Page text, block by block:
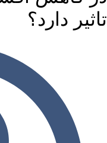
دارد؟